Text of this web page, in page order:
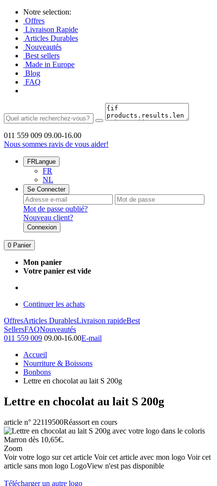
Notre selection:
Offres
Livraison Rapide
Articles Durables
Nouveautés
Best sellers
Made in Europe
Blog
FAQ
011 559 009 09.00-16.00
Nous sommes ravis de vous aider!
FRLangue
FR
NL
Se Connecter
Mot de passe oublié?
Nouveau client?
Connexion
0 Panier
Mon panier
Votre panier est vide
Continuer les achats
OffresArticles DurablesLivraison rapideBest
SellersFAQNouveautés
011 559 009 09.00-16.00E-mail
Accueil
Nourriture & Boissons
Bonbons
Lettre en chocolat au lait S 200g
Lettre en chocolat au lait S 200g
article n° 22119500Réassort en cours
Zoom
Voir votre logo sur cet article Voir cet article avec mon logo Voir cet
article sans mon logo LogoView n'est pas disponible
Télécharger un autre logo